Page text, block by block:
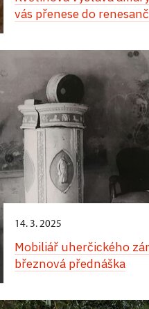
vás přenese do
14. 3. 2025
Mobiliář uherčického
březnová přednáška